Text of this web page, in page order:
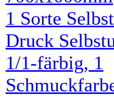
1 Sorte
Druck
1/1-färbig, 1